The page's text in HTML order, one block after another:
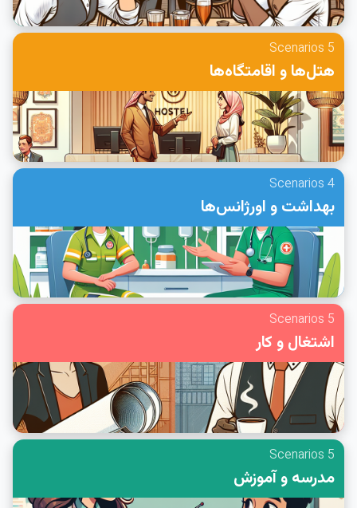
5 Scenarios
هتل‌ها و اقامتگاه‌ها
4 Scenarios
بهداشت و اورژانس‌ها
5 Scenarios
اشتغال و کار
5 Scenarios
مدرسه و آموزش